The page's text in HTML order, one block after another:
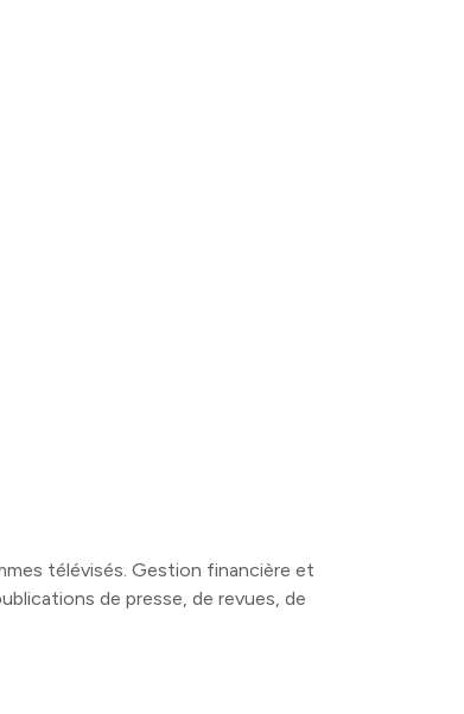
télévisés. Gestion financière et
de presse, de revues, de